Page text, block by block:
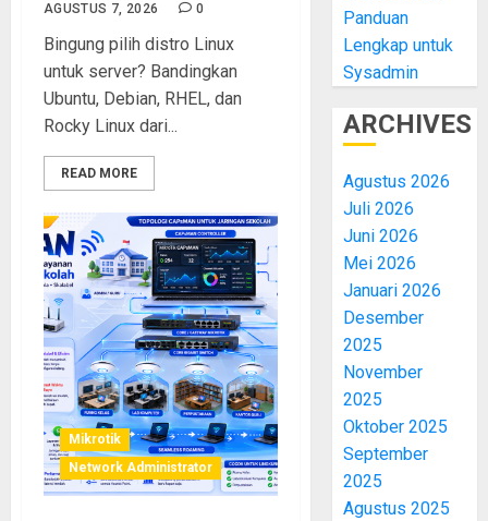
AGUSTUS 7, 2026
0
Bingung pilih distro Linux
untuk server? Bandingkan
Ubuntu, Debian, RHEL, dan
Rocky Linux dari...
READ MORE
Mikrotik
Network Administrator
Panduan
Lengkap untuk
Sysadmin
ARCHIVES
Agustus 2026
Juli 2026
Juni 2026
Mei 2026
Januari 2026
Desember
2025
November
2025
Oktober 2025
September
2025
Agustus 2025